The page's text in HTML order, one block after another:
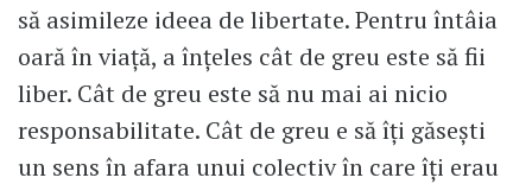
să asimileze ideea de libertate. Pentru întâia
oară în viață, a înțeles cât de greu este să fii
liber. Cât de greu este să nu mai ai nicio
responsabilitate. Cât de greu e să îți găsești
un sens în afara unui colectiv în care îți erau